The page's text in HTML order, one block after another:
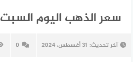
سعر الذهب اليوم السبت 31-8-2024
آخر تحديث: 31 أغسطس، 2024 0